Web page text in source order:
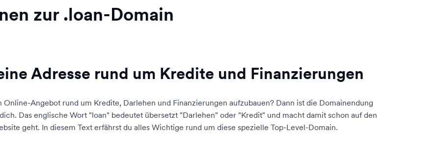
zur .loan-Domain
Adresse rund um Kredite und Finanzierungen
Angebot rund um Kredite, Darlehen und Finanzierungen aufzubauen? Dann ist die Domainendung
Das englische Wort "loan" bedeutet übersetzt "Darlehen" oder "Kredit" und macht damit schon auf den
geht. In diesem Text erfährst du alles Wichtige rund um diese spezielle Top-Level-Domain.